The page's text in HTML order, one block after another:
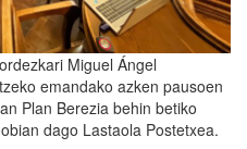
Miguel Ángel
emandako azken pausoen
Plan Berezia behin betiko
dago Lastaola Postetxea.